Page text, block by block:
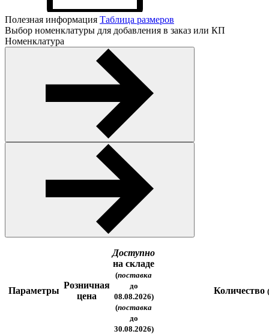
Полезная информация Таблица размеров
Выбор номенклатуры для добавления в заказ или КП
Номенклатура
Параметры
Розничная
цена
Доступно
на складе
(поставка
до
08.08.2026)
(поставка
до
30.08.2026)
Количество